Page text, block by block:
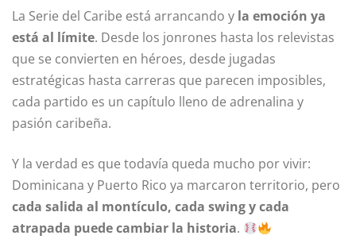
La Serie del Caribe está arrancando y la emoción ya
está al límite. Desde los jonrones hasta los relevistas
que se convierten en héroes, desde jugadas
estratégicas hasta carreras que parecen imposibles,
cada partido es un capítulo lleno de adrenalina y
pasión caribeña.
Y la verdad es que todavía queda mucho por vivir:
Dominicana y Puerto Rico ya marcaron territorio, pero
cada salida al montículo, cada swing y cada
atrapada puede cambiar la historia.